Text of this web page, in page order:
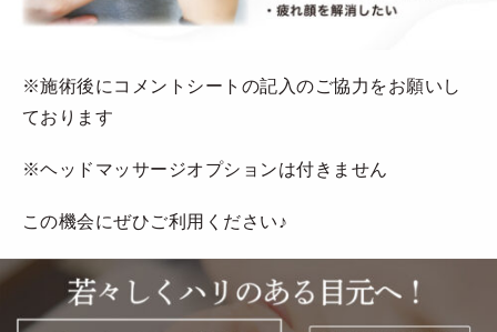
※施術後にコメントシートの記入のご協力をお願いし
ております
※ヘッドマッサージオプションは付きません
この機会にぜひご利用ください♪